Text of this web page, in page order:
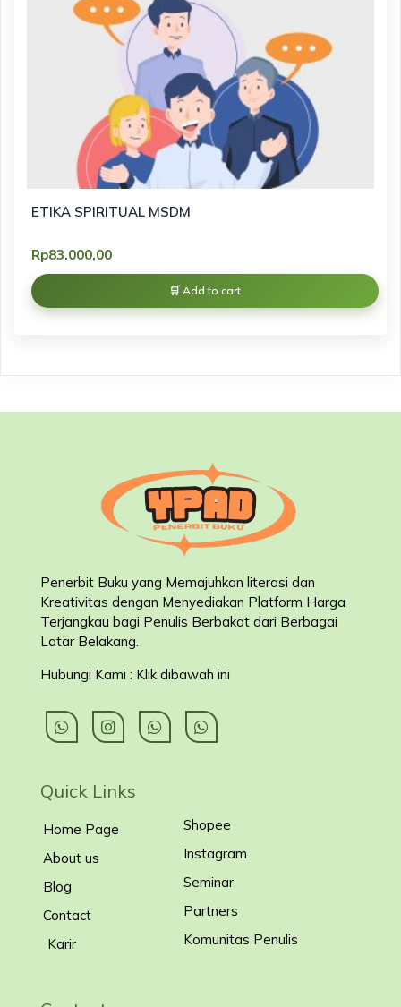
ETIKA SPIRITUAL MSDM
Rp83.000,00
Add to cart
Penerbit Buku yang Memajuhkan literasi dan
Kreativitas dengan Menyediakan Platform Harga
Terjangkau bagi Penulis Berbakat dari Berbagai
Latar Belakang
Hubungi Kami : Klik dibawah ini
Quick Links
Home Page
About us
Blog
Contact
Karir
Shopee
Instagram
Seminar
Partners
Komunitas Penulis